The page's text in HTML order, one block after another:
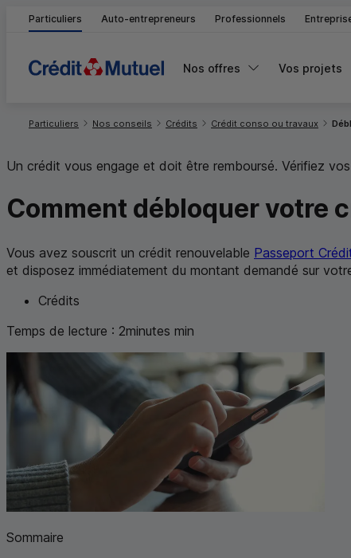
Particuliers Auto-entrepreneurs Professionnels
Nos offres Vos projets
Particuliers Nos conseils Crédits Crédit conso ou travaux
Un crédit vous engage et doit être remboursé. Vérifiez
Comment débloquer votre
Vous avez souscrit un crédit renouvelable Passeport
et disposez immédiatement du montant demandé sur
Crédits
Temps de lecture : 2minutes min
Sommaire